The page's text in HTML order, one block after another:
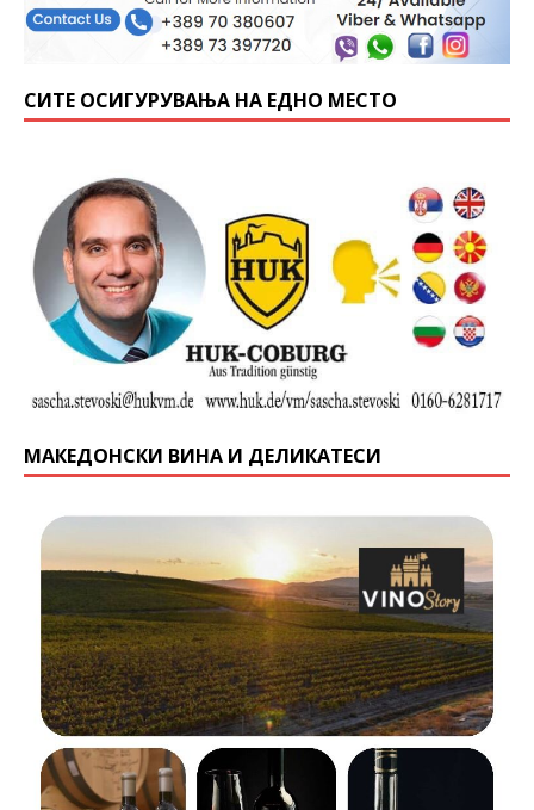
СИТЕ ОСИГУРУВАЊА НА ЕДНО МЕСТО
МАКЕДОНСКИ ВИНА И ДЕЛИКАТЕСИ